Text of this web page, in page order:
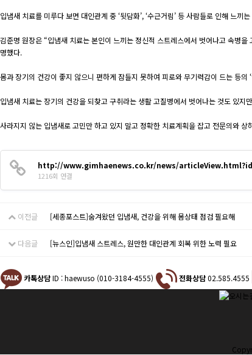
입냄새 치료를 미루다 보면 대인관계 중 ‘뒷담화’, ‘수근거림’ 등 사람들로 인해 느끼
김준명 원장은 “입냄새 치료는 본인이 느끼는 정신적 스트레스에서 벗어나고 속병
명했다.
몸과 장기의 건강이 좋지 않으니 편하게 잠들지 못하여 피로와 무기력감이 드는 등의
입냄새 치료는 장기의 건강을 되찾고 구취라는 생활 고질병에서 벗어나는 것도 있
사라지지 않는 입냄새로 고민만 하고 있지 말고 정확한 치료계획을 잡고 전문의와
http://www.gimhaenews.co.kr/news/
1216회 연결
이전글 [세종포스트]숨겨왔던 입냄새, 건강을 위해 몸상태 점검 필요해
다음글 [뉴스인]입냄새 스트레스, 원만한 대인관계 회복 위한 노력 필요
카톡상담ID : haewuso (010-3184-4555) 전화상담02.585.4555